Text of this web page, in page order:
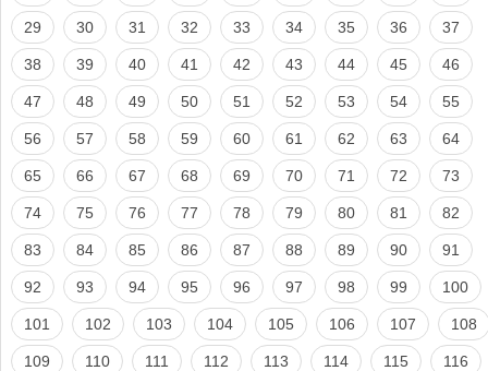
29 30 31 32 33 34 35 36 37
38 39 40 41 42 43 44 45 46
47 48 49 50 51 52 53 54 55
56 57 58 59 60 61 62 63 64
65 66 67 68 69 70 71 72 73
74 75 76 77 78 79 80 81 82
83 84 85 86 87 88 89 90 91
92 93 94 95 96 97 98 99 100
101 102 103 104 105 106 107 108
109 110 111 112 113 114 115 116